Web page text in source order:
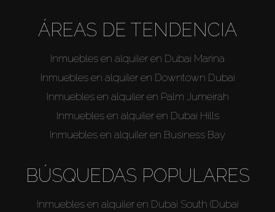
ÁREAS DE TENDENCIA
Inmuebles en alquiler en Dubai Marina
Inmuebles en alquiler en Downtown Dubai
Inmuebles en alquiler en Palm Jumeirah
Inmuebles en alquiler en Dubai Hills
Inmuebles en alquiler en Business Bay
BÚSQUEDAS POPULARES
Inmuebles en alquiler en Dubai South (Dubai